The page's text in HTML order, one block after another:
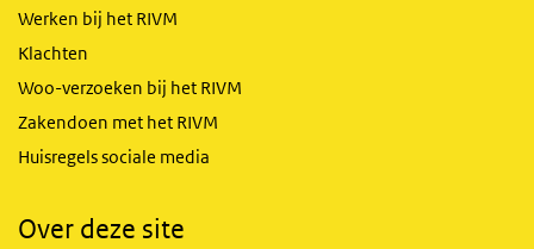
Werken bij het RIVM
Klachten
Woo-verzoeken bij het RIVM
Zakendoen met het RIVM
Huisregels sociale media
Over deze site